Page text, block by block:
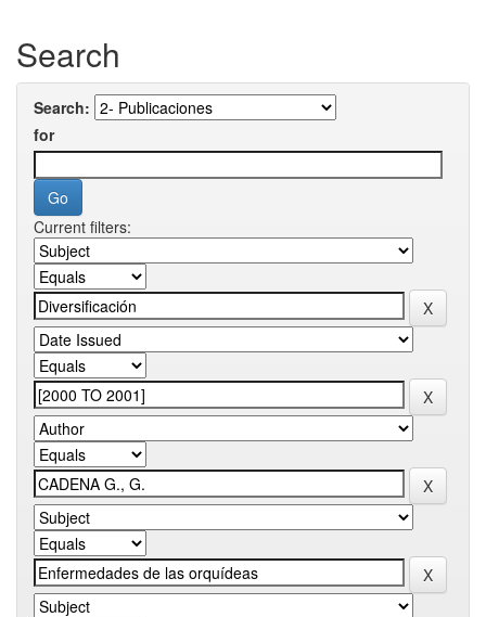
Search
Search:
for
Current filters: